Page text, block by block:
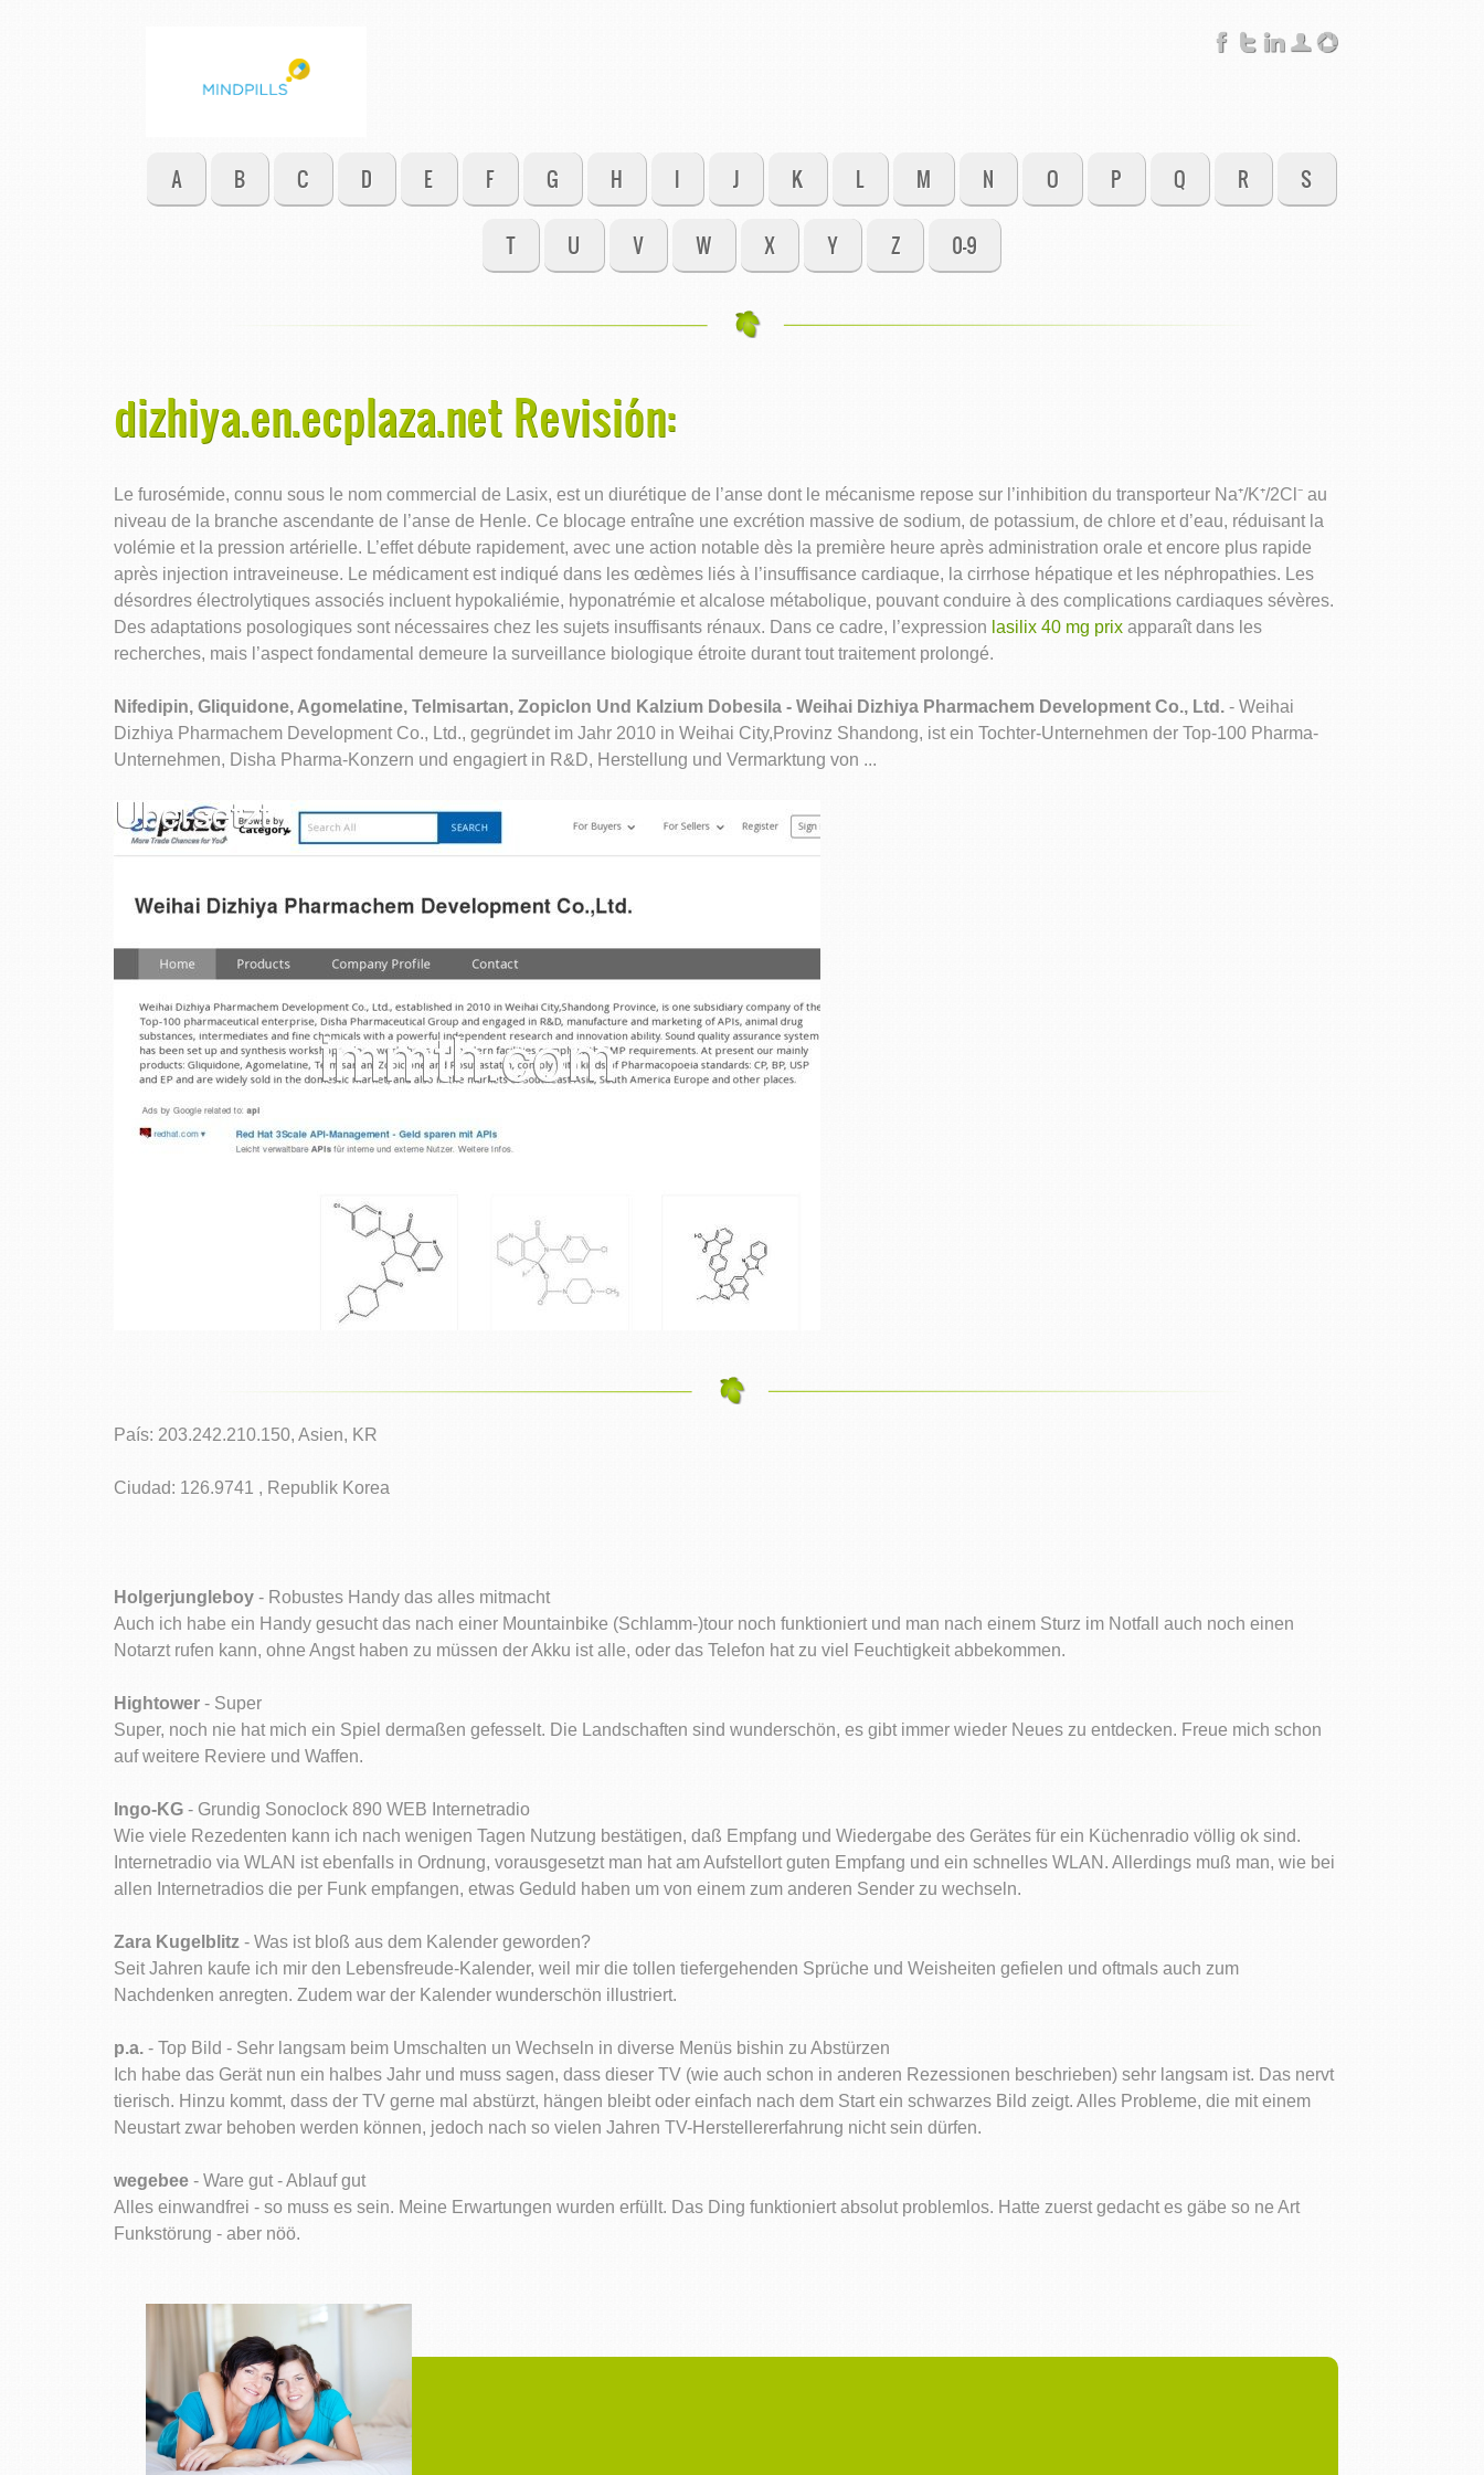
A B C D E F G H I J K L M N O P Q R S
T U V W X Y Z 0-9
dizhiya.en.ecplaza.net Revisión:
Le furosémide, connu sous le nom commercial de Lasix, est un diurétique de l’anse dont le mécanisme repose sur l’inhibition du transporteur Na⁺/K⁺/2Cl⁻ au
niveau de la branche ascendante de l’anse de Henle. Ce blocage entraîne une excrétion massive de sodium, de potassium, de chlore et d’eau, réduisant la
volémie et la pression artérielle. L’effet débute rapidement, avec une action notable dès la première heure après administration orale et encore plus rapide
après injection intraveineuse. Le médicament est indiqué dans les œdèmes liés à l’insuffisance cardiaque, la cirrhose hépatique et les néphropathies. Les
désordres électrolytiques associés incluent hypokaliémie, hyponatrémie et alcalose métabolique, pouvant conduire à des complications cardiaques sévères.
Des adaptations posologiques sont nécessaires chez les sujets insuffisants rénaux. Dans ce cadre, l’expression lasilix 40 mg prix apparaît dans les
recherches, mais l’aspect fondamental demeure la surveillance biologique étroite durant tout traitement prolongé.
Nifedipin, Gliquidone, Agomelatine, Telmisartan, Zopiclon Und Kalzium Dobesila - Weihai Dizhiya Pharmachem Development Co., Ltd. - Weihai
Dizhiya Pharmachem Development Co., Ltd., gegründet im Jahr 2010 in Weihai City,Provinz Shandong, ist ein Tochter-Unternehmen der Top-100 Pharma-
Unternehmen, Disha Pharma-Konzern und engagiert in R&D, Herstellung und Vermarktung von ...
País: 203.242.210.150, Asien, KR
Ciudad: 126.9741 , Republik Korea
Holgerjungleboy - Robustes Handy das alles mitmacht
Auch ich habe ein Handy gesucht das nach einer Mountainbike (Schlamm-)tour noch funktioniert und man nach einem Sturz im Notfall auch noch einen
Notarzt rufen kann, ohne Angst haben zu müssen der Akku ist alle, oder das Telefon hat zu viel Feuchtigkeit abbekommen.
Hightower - Super
Super, noch nie hat mich ein Spiel dermaßen gefesselt. Die Landschaften sind wunderschön, es gibt immer wieder Neues zu entdecken. Freue mich schon
auf weitere Reviere und Waffen.
Ingo-KG - Grundig Sonoclock 890 WEB Internetradio
Wie viele Rezedenten kann ich nach wenigen Tagen Nutzung bestätigen, daß Empfang und Wiedergabe des Gerätes für ein Küchenradio völlig ok sind.
Internetradio via WLAN ist ebenfalls in Ordnung, vorausgesetzt man hat am Aufstellort guten Empfang und ein schnelles WLAN. Allerdings muß man, wie bei
allen Internetradios die per Funk empfangen, etwas Geduld haben um von einem zum anderen Sender zu wechseln.
Zara Kugelblitz - Was ist bloß aus dem Kalender geworden?
Seit Jahren kaufe ich mir den Lebensfreude-Kalender, weil mir die tollen tiefergehenden Sprüche und Weisheiten gefielen und oftmals auch zum
Nachdenken anregten. Zudem war der Kalender wunderschön illustriert.
p.a. - Top Bild - Sehr langsam beim Umschalten un Wechseln in diverse Menüs bishin zu Abstürzen
Ich habe das Gerät nun ein halbes Jahr und muss sagen, dass dieser TV (wie auch schon in anderen Rezessionen beschrieben) sehr langsam ist. Das nervt
tierisch. Hinzu kommt, dass der TV gerne mal abstürzt, hängen bleibt oder einfach nach dem Start ein schwarzes Bild zeigt. Alles Probleme, die mit einem
Neustart zwar behoben werden können, jedoch nach so vielen Jahren TV-Herstellererfahrung nicht sein dürfen.
wegebee - Ware gut - Ablauf gut
Alles einwandfrei - so muss es sein. Meine Erwartungen wurden erfüllt. Das Ding funktioniert absolut problemlos. Hatte zuerst gedacht es gäbe so ne Art
Funkstörung - aber nöö.